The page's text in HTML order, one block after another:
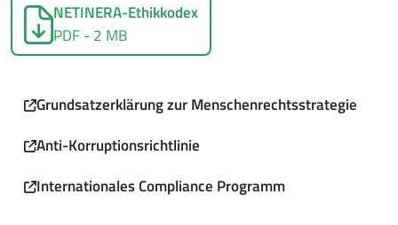
NETINERA-Ethikkodex
PDF - 2 MB
Grundsatzerklärung zur Menschenrechtsstrategie
Anti-Korruptionsrichtlinie
Internationales Compliance Programm